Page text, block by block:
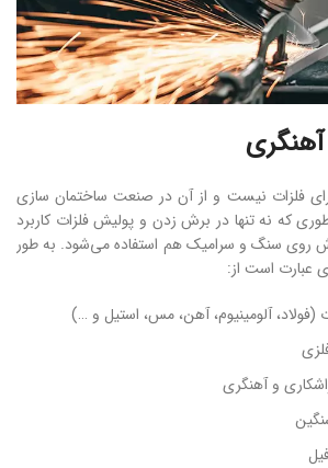
آهنگری
برای فلزات نیست و از آن در صنعت ساختمان سازی
که نه تنها در برش زدن و پولیش فلزات کاربرد
روی سنگ و سرامیک هم استفاده می‌شود. به طور
عبارت است از:
(فولاد، آلومینیوم، آهن، مس، استیل و …)
و آهنگری